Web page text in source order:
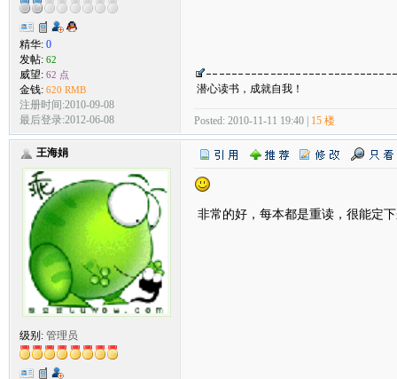
精华: 0
发帖: 62
威望: 62 点
金钱: 620 RMB
注册时间:2010-09-08
最后登录:2012-06-08
潜心读书，成就自我！
Posted: 2010-11-11 19:40 | 15 楼
王海娟
级别: 管理员
非常的好，每本都是重读，很能定